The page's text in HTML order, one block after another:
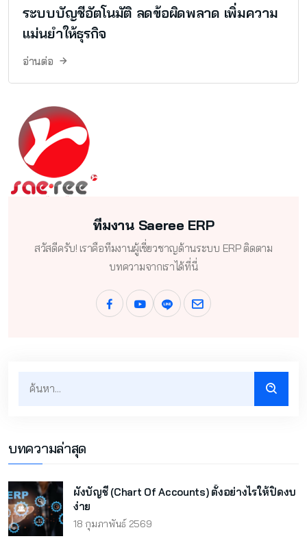
ระบบบัญชีอัตโนมัติ ลดข้อผิดพลาด เพิ่มความ
แม่นยำให้ธุรกิจ
อ่านต่อ
ทีมงาน Saeree ERP
สวัสดีครับ! เราคือทีมงานผู้เชี่ยวชาญด้านระบบ ERP ติดตาม
บทความจากเราได้ที่นี่
บทความล่าสุด
ผังบัญชี (Chart Of Accounts) ตั้งอย่างไรให้ปิดงบ
ง่าย
18 กุมภาพันธ์ 2569